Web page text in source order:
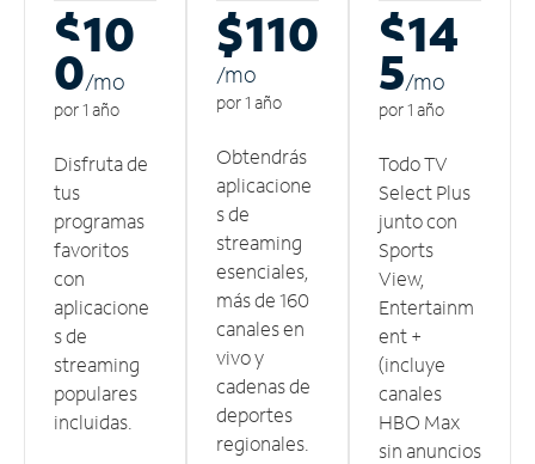
$10
0/mo
por 1 año
Disfruta de
tus
programas
favoritos
con
aplicacione
s de
streaming
populares
incluidas.
$110
/mo
por 1 año
Obtendrás
aplicacione
s de
streaming
esenciales,
más de 160
canales en
vivo y
cadenas de
deportes
regionales.
$14
5/mo
por 1 año
Todo TV
Select Plus
junto con
Sports
View,
Entertainm
ent +
(incluye
canales
HBO Max
sin anuncios